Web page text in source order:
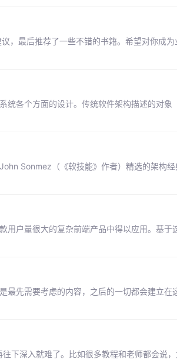
，最后推荐了一些不错的书籍。希望对你成
各个方面的设计。传统软件架构描述的对象
Sonmez（《软技能》作者）精选的架构
户量很大的复杂前端产品中得以应用。基于
最先需要考虑的内容，之后的一切都会建立在
下深入就难了。比如很多教程和老师都会说